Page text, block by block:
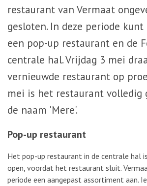
restaurant van Vermaat
gesloten. In deze periode
een pop-up restaurant en de
centrale hal. Vrijdag 3 mei
vernieuwde restaurant op
mei is het restaurant volledig
de naam 'Mere'.
Pop-up restaurant
Het pop-up restaurant in de centrale hal
open, voordat het restaurant sluit.
periode een aangepast assortiment aan.